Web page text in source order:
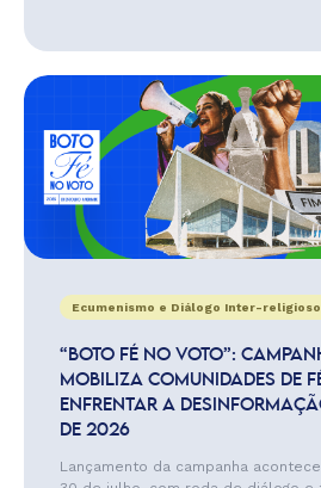
Ecumenismo e Diálogo Inter-religioso
“BOTO FÉ NO VOTO”:
MOBILIZA COMUNIDADES DE
ENFRENTAR A
DE 2026
Lançamento da campanha